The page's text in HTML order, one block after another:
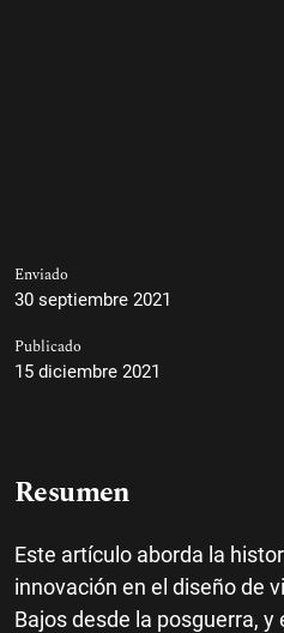
Enviado
30 septiembre 2021
Publicado
15 diciembre 2021
Resumen
Este artículo aborda la
innovación en el diseño de
Bajos desde la posguerra, y